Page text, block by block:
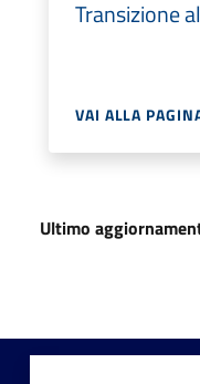
Transizione
VAI ALLA
Ultimo